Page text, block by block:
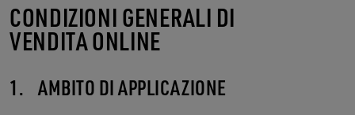
CONDIZIONI GENERALI DI
VENDITA ONLINE
1. AMBITO DI APPLICAZIONE